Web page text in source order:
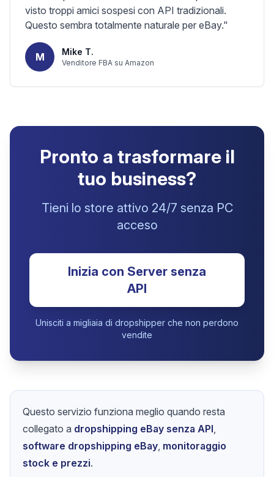
visto troppi amici sospesi con API tradizionali.
Questo sembra totalmente naturale per eBay."
M Mike T.
Venditore FBA su Amazon
Pronto a trasformare il
tuo business?
Tieni lo store attivo 24/7 senza PC
acceso
Inizia con Server senza
API
Unisciti a migliaia di dropshipper che non perdono
vendite
Questo servizio funziona meglio quando resta
collegato a dropshipping eBay senza API
software dropshipping eBay monitoraggio
stock e prezzi.